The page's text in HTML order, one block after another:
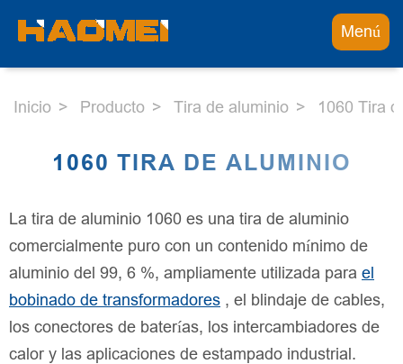
Menú
Inicio Producto Tira de aluminio 1060 Tira
1060 TIRA DE ALUMINIO
La tira de aluminio 1060 es una tira de aluminio
comercialmente puro con un contenido mínimo de
aluminio del 99, 6 %, ampliamente utilizada para el
bobinado de transformadores , el blindaje de cables,
los conectores de baterías, los intercambiadores de
calor y las aplicaciones de estampado industrial.